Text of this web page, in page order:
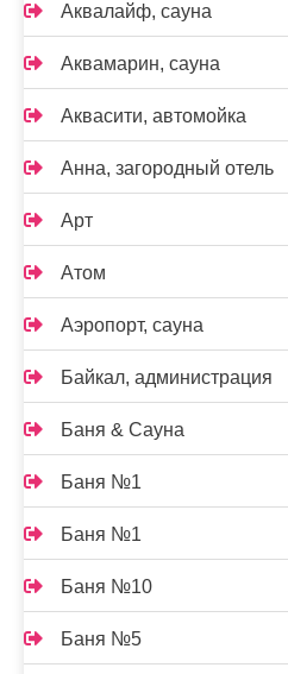
Аквалайф, сауна
Аквамарин, сауна
Аквасити, автомойка
Анна, загородный отель
Арт
Атом
Аэропорт, сауна
Байкал, администрация
Баня & Сауна
Баня №1
Баня №1
Баня №10
Баня №5